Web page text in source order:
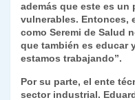
además que este es un
vulnerables. Entonces,
como Seremi de Salud
que también es educar
estamos trabajando”.
Por su parte, el ente
sector industrial.